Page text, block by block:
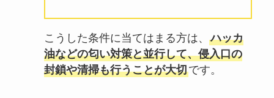
こうした条件に当てはまる方は、 ハッカ
油などの匂い対策と並行して、侵入口の
封鎖や清掃も行うことが大切です。